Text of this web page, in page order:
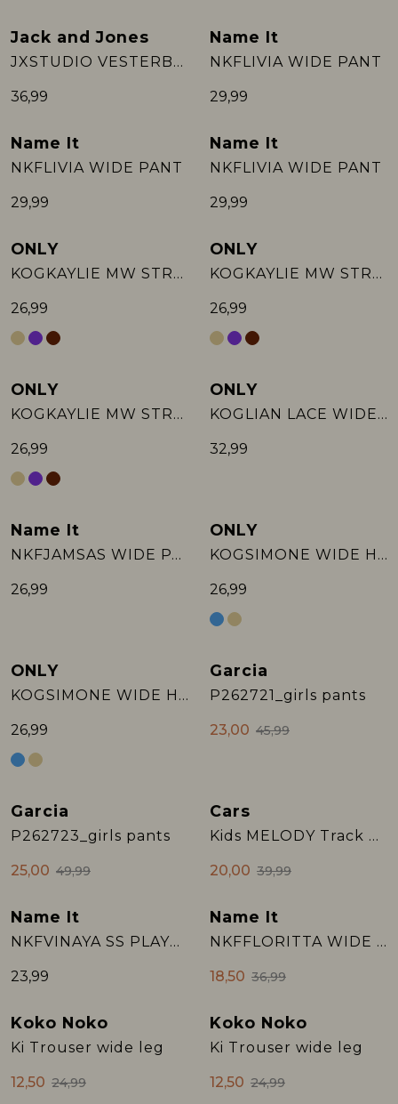
Nieuw
Jack and Jones
JXSTUDIO VESTERBRO PANT SWT NOOS GR:
36,99
Nieuw
Name It
NKFLIVIA WIDE PANT
29,99
Nieuw
Name It
NKFLIVIA WIDE PANT
29,99
Nieuw
Name It
NKFLIVIA WIDE PANT
29,99
ONLY
KOGKAYLIE MW STRUC STR PANT PNT
26,99
ONLY
KOGKAYLIE MW STRUC STR PANT PNT
26,99
ONLY
KOGKAYLIE MW STRUC STR PANT PNT
26,99
ONLY
KOGLIAN LACE WIDE PANTS JRS
32,99
Name It
NKFJAMSAS WIDE PANT
26,99
ONLY
KOGSIMONE WIDE HEART SHORTS SWT
26,99
ONLY
KOGSIMONE WIDE HEART SHORTS SWT
26,99
Sale
Garcia
P262721_girls pants
23,00 45,99
Sale
Garcia
P262723_girls pants
25,00 49,99
Sale
Cars
Kids MELODY Track Pant Navy
20,00 39,99
Name It
NKFVINAYA SS PLAYSUIT FFFFF NOOS
23,99
Sale
Name It
NKFFLORITTA WIDE PANT
18,50 36,99
Sale
Koko Noko
Ki Trouser wide leg
12,50 24,99
Sale
Koko Noko
Ki Trouser wide leg
12,50 24,99